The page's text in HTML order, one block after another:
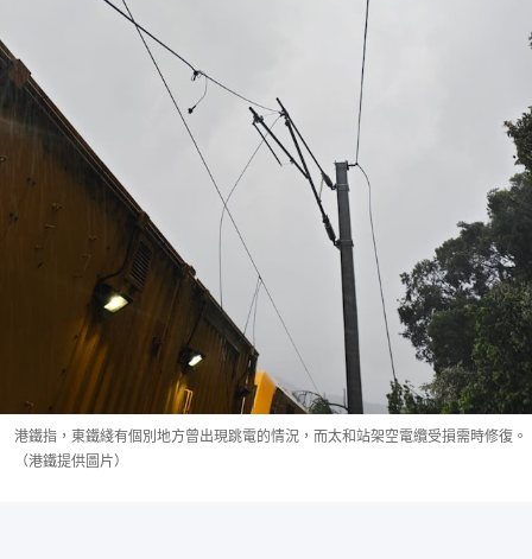
港鐵指，東鐵綫有個別地方曾出現跳電的情況，而太和站架空電纜受損需時修復。
（港鐵提供圖片）